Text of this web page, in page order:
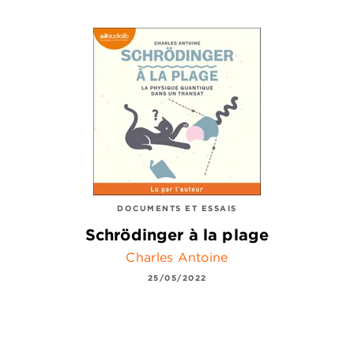
DOCUMENTS ET ESSAIS
Schrödinger à la plage
Charles Antoine
25/05/2022